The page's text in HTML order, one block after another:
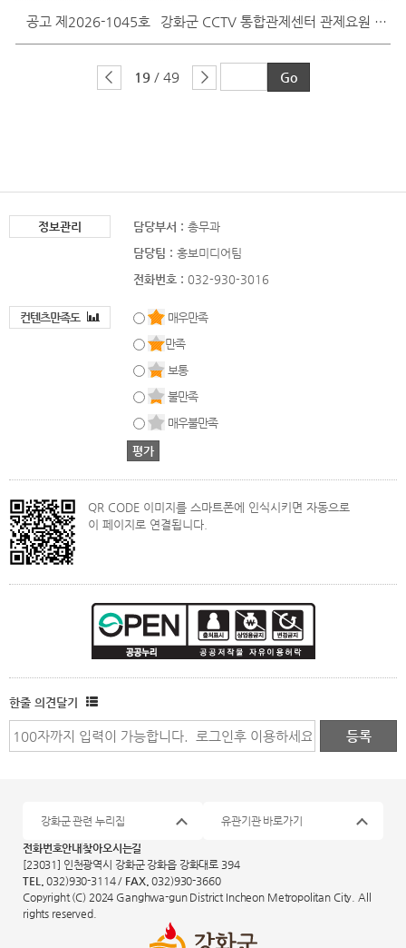
공고 제2026-1045호 강화군 CCTV 통합관제센터 관제요원 기간제근로자 채용 공고
19 / 49
정보관리 담당부서 : 총무과
담당팀 : 홍보미디어팀
전화번호 : 032-930-3016
컨텐츠만족도
매우만족
만족
보통
불만족
매우불만족
QR CODE 이미지를 스마트폰에 인식시키면 자동으로
이 페이지로 연결됩니다.
한줄 의견달기
전화번호안내 찾아오시는길
[23031] 인천광역시 강화군 강화읍 강화대로 394
TEL.
032)930-3114 / FAX. 032)930-3660
Copyright (C) 2024 Ganghwa-gun District Incheon Metropolitan City. All
rights reserved.
강화군 관련 누리집 유관기관 바로가기